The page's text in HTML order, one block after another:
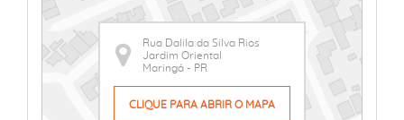
Rua Dalila da Silva Rios
Jardim Oriental
Maringá - PR
CLIQUE PARA ABRIR O MAPA